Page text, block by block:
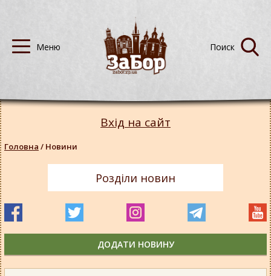
Вхід на сайт
Головна / Новини
Розділи новин
ДОДАТИ НОВИНУ